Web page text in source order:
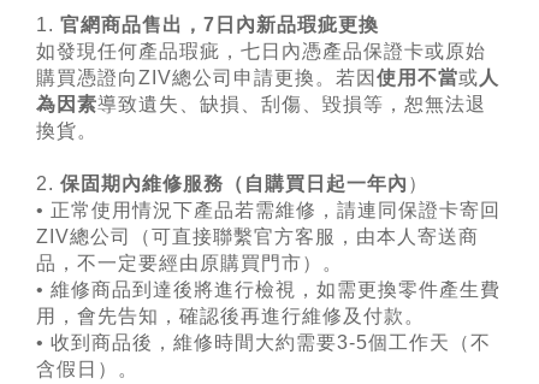
1. 官網商品售出，7日內新品瑕疵更換
如發現任何產品瑕疵，七日內憑產品保證卡或原始
購買憑證向ZIV總公司申請更換。若因 使用不當或 人
為因素導致遺失、缺損、刮傷、毀損等，恕無法退
換貨。
2. 保固期內維修服務（自購買日起一年內 ）
• 正常使用情況下產品若需維修，請連同保證卡寄回
ZIV總公司（可直接聯繫官方客服，由本人寄送商
品，不一定要經由原購買門市）。
• 維修商品到達後將進行檢視，如需更換零件產生費
用，會先告知，確認後再進行維修及付款。
• 收到商品後，維修時間大約需要3-5個工作天（不
含假日）。